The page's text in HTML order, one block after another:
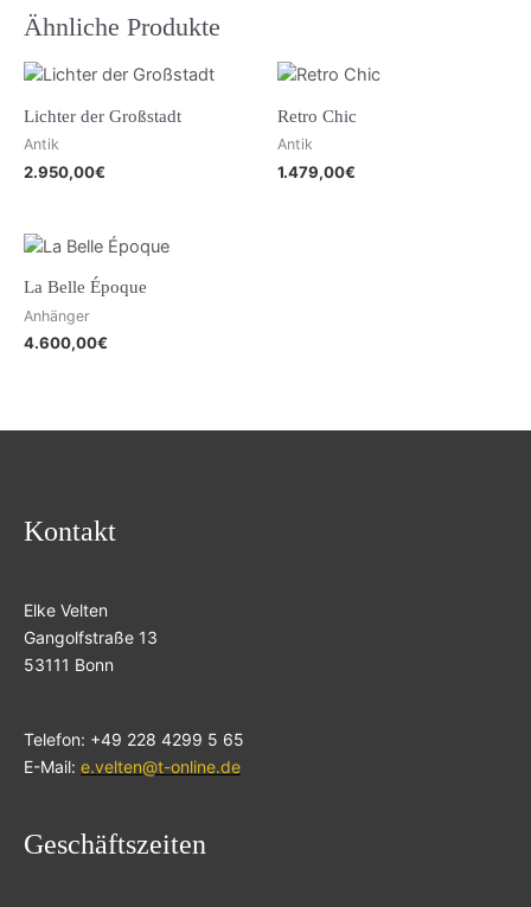
Ähnliche Produkte
Lichter der Großstadt
Antik
2.950,00€
Retro Chic
Antik
1.479,00€
La Belle Époque
Anhänger
4.600,00€
Kontakt
Elke Velten
Gangolfstraße 13
53111 Bonn
Telefon: +49 228 4299 5 65
E-Mail: e.velten@t-online.de
Geschäftszeiten